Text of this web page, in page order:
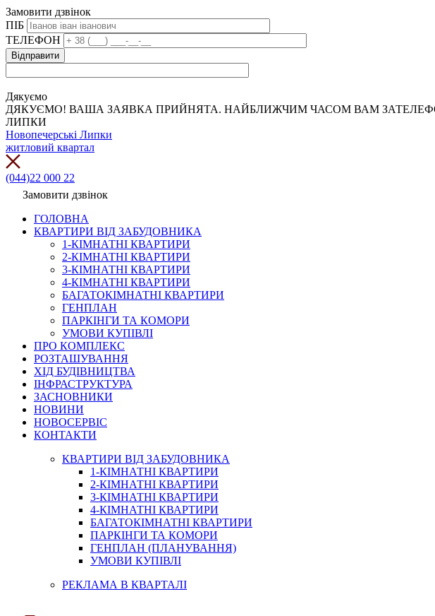
Замовити дзвінок
ПІБ
ТЕЛЕФОН
Дякуємо
ДЯКУЄМО! ВАША ЗАЯВКА ПРИЙНЯТА. НАЙБЛИЖЧИМ ЧАСОМ ВАМ
ЛИПКИ
Новопечерські Липки
житловий квартал
(044)22 000 22
Замовити дзвінок
ГОЛОВНА
КВАРТИРИ ВІД ЗАБУДОВНИКА
1-КІМНАТНІ КВАРТИРИ
2-КІМНАТНІ КВАРТИРИ
3-КІМНАТНІ КВАРТИРИ
4-КІМНАТНІ КВАРТИРИ
БАГАТОКІМНАТНІ КВАРТИРИ
ГЕНПЛАН
ПАРКІНГИ ТА КОМОРИ
УМОВИ КУПІВЛІ
ПРО КОМПЛЕКС
РОЗТАШУВАННЯ
ХІД БУДІВНИЦТВА
ІНФРАСТРУКТУРА
ЗАСНОВНИКИ
НОВИНИ
НОВОСЕРВІС
КОНТАКТИ
КВАРТИРИ ВІД ЗАБУДОВНИКА
1-КІМНАТНІ КВАРТИРИ
2-КІМНАТНІ КВАРТИРИ
3-КІМНАТНІ КВАРТИРИ
4-КІМНАТНІ КВАРТИРИ
БАГАТОКІМНАТНІ КВАРТИРИ
ПАРКІНГИ ТА КОМОРИ
ГЕНПЛАН (ПЛАНУВАННЯ)
УМОВИ КУПІВЛІ
РЕКЛАМА В КВАРТАЛІ